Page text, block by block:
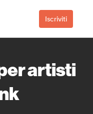
Iscriviti
artisti